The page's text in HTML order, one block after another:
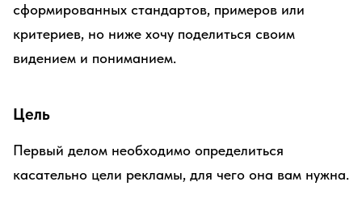
сформированных стандартов, примеров или
критериев, но ниже хочу поделиться своим
видением и пониманием.
Цель
Первый делом необходимо определиться
касательно цели рекламы, для чего она вам нужна.